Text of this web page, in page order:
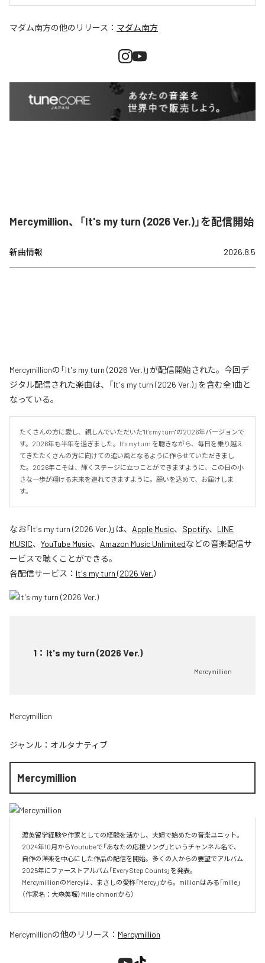
マダム南方の他のリリース： マダム南方
Mercymillion、「It's my turn (2026 Ver.)」を配信開始
新曲情報 2026.8.5
Mercymillionの「It's my turn (2026 Ver.)」が配信開始された。今回デ
ジタル配信された楽曲は、「It's my turn (2026 Ver.)」を含む全1曲と
なっている。
たくさんの方に愛し、親しんでいただいた"It's my turn"の2026年バージョンで
す。2026年も半年を過ぎました。It's my turn を聴きながら、毎日を乗り越え
てきたたくさんの方に向けての追い風となるように作らせていただきまし
た。2026年こそは、輝くステージに立つことができますように、この日の小
さな一歩が翔ける未来を連れてきますように。願いを込めて、お届けしま
す。
なお「It's my turn (2026 Ver.)」は、 Apple Music、 Spotify、 LINE
MUSIC、 YouTube Music、 Amazon Music Unlimitedなどの音楽配信サ
ービスで聴くことができる。
各配信サービス： It's my turn (2026 Ver.)
1 ： It's my turn (2026 Ver.)
Mercymillion
Mercymillion
ジャンル： オルタナティブ
Mercymillion
渡英留学経験や作家としての経験を活かし、夫婦で始めたの音楽ユニット。
2024年10月からYoutubeで「あなたの応援ソング」というチャンネル名で、
自作の洋楽を中心にした作品の配信を開始。多くの人からの要望でアルバム
2025年にファーストアルバム「Every Step Counts」を発表。
MercymillionのMercyは、まさしの愛称「Mercy」から。millionはみる「mille」
（作家名：大森美瑠）Mille ohmoriから）
Mercymillionの他のリリース： Mercymillion